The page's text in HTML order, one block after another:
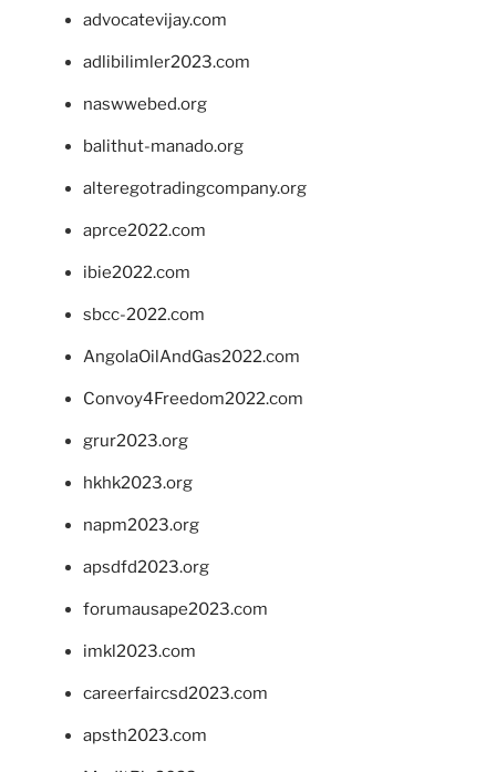
advocatevijay.com
adlibilimler2023.com
naswwebed.org
balithut-manado.org
alteregotradingcompany.org
aprce2022.com
ibie2022.com
sbcc-2022.com
AngolaOilAndGas2022.com
Convoy4Freedom2022.com
grur2023.org
hkhk2023.org
napm2023.org
apsdfd2023.org
forumausape2023.com
imkl2023.com
careerfaircsd2023.com
apsth2023.com